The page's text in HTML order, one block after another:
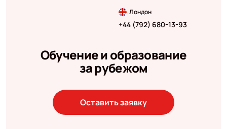
Лондон
+44 (792) 680-13-93
Обучение и образование
за рубежом
Оставить заявку